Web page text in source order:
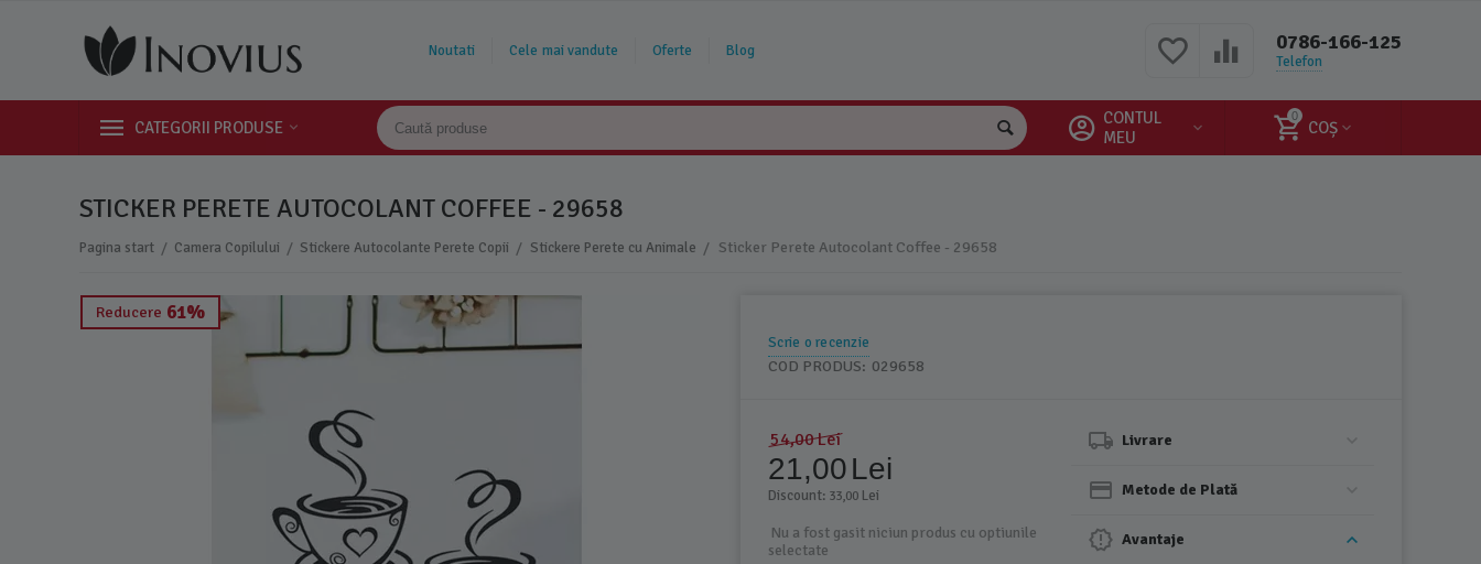
Noutati Cele mai vandute Oferte Blog 0786-166-125
Telefon
CATEGORII PRODUSE
0
COȘ
CONTUL
MEU
STICKER PERETE AUTOCOLANT COFFEE - 29658
Pagina start / Camera Copilului / Stickere Autocolante Perete Copii / Stickere Perete cu Animale / Sticker Perete Autocolant Coffee - 29658
Reducere 61%
Scrie o recenzie
COD PRODUS: 029658
54,00Lei
21,00Lei
Discount: 33,00 Lei
Nu a fost gasit niciun produs cu optiunile
selectate
Livrare
Metode de Plată
Avantaje